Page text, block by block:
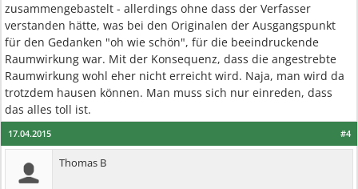
zusammengebastelt - allerdings ohne dass der Verfasser
verstanden hätte, was bei den Originalen der Ausgangspunkt
für den Gedanken "oh wie schön", für die beeindruckende
Raumwirkung war. Mit der Konsequenz, dass die angestrebte
Raumwirkung wohl eher nicht erreicht wird. Naja, man wird da
trotzdem hausen können. Man muss sich nur einreden, dass
das alles toll ist.
#4
17.04.2015
Thomas B